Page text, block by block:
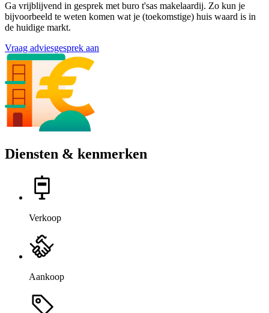
Ga vrijblijvend in gesprek met buro t'sas makelaardij. Zo kun je
bijvoorbeeld te weten komen wat je (toekomstige) huis waard is in
de huidige markt.
Vraag adviesgesprek aan
Diensten & kenmerken
Verkoop
Aankoop